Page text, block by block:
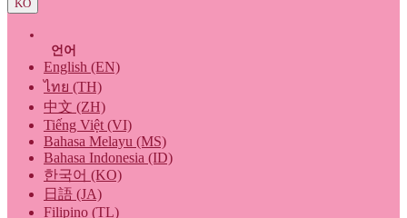
KO
언어
English (EN)
ไทย (TH)
中文 (ZH)
Tiếng Việt (VI)
Bahasa Melayu (MS)
Bahasa Indonesia (ID)
한국어 (KO)
日語 (JA)
Filipino (TL)